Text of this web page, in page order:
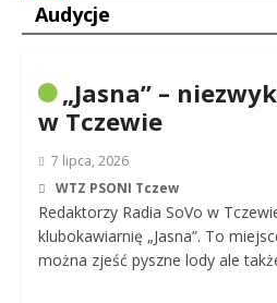
Audycje
„Jasna” –
w Tczewie
7 lipca, 2026
WTZ PSONI Tczew
Redaktorzy Radia SoVo w
klubokawiarnię „Jasna”. To
można zjeść pyszne lody ale